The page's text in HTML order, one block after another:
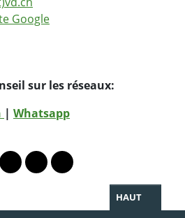
Google
sur les réseaux:
| Whatsapp
Bluesky
le profil Instagram
vers le profil Linkedin
Lien vers le profil Facebook
Lien vers le profil Twitter
Partager par WhatsApp
HAUT